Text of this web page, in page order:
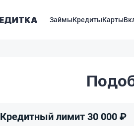
ЗаймыКредитыКарты
Кредитный лимит 30 000 ₽